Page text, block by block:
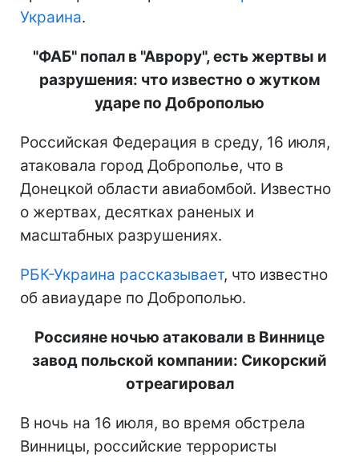
Украина.
"ФАБ" попал в "Аврору", есть жертвы и
разрушения: что известно о жутком
ударе по Доброполью
Российская Федерация в среду, 16 июля,
атаковала город Доброполье, что в
Донецкой области авиабомбой. Известно
о жертвах, десятках раненых и
масштабных разрушениях.
РБК-Украина рассказывает, что известно
об авиаударе по Доброполью.
Россияне ночью атаковали в Виннице
завод польской компании: Сикорский
отреагировал
В ночь на 16 июля, во время обстрела
Винницы, российские террористы